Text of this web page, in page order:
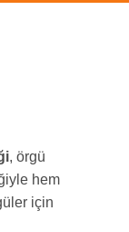
, örgü
hem
için